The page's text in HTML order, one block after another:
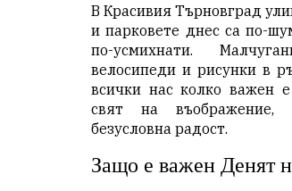
В Красивия Търновград
и парковете днес са по-
по-усмихнати.
велосипеди и рисунки в
всички нас колко важен
свят на въображение,
безусловна радост.
Защо е важен Денят